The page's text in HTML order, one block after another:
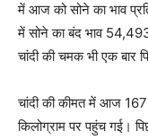
में आज को सोने का भाव
में सोने का बंद भाव
चांदी की चमक भी एक बार
चांदी की कीमत में आज
किलोग्राम पर पहुंच गई।